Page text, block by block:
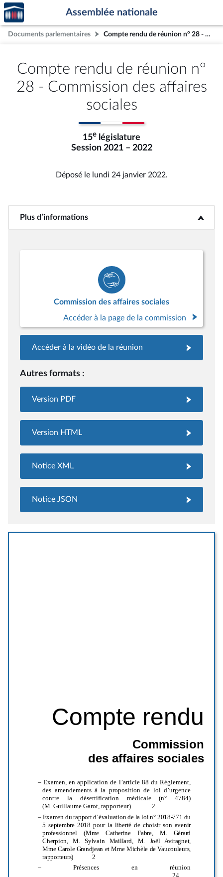
Aller au contenu
Aller en bas de la page
Accèder
à la
page
d'accueil
Assemblée nationale
Documents parlementaires Compte rendu de réunion n° 28 - Commission des affaires sociales
Compte rendu de réunion n°
28 - Commission des affaires
sociales
15e législature
Session 2021 – 2022
Déposé le lundi 24 janvier 2022.
Plus d’informations<b>Plus d’informations</b>
Commission des affaires sociales
Accéder à la page de la commission
Accéder à la vidéo de la réunion
Autres formats :
Version PDF
Version HTML
Notice XML
Notice JSON